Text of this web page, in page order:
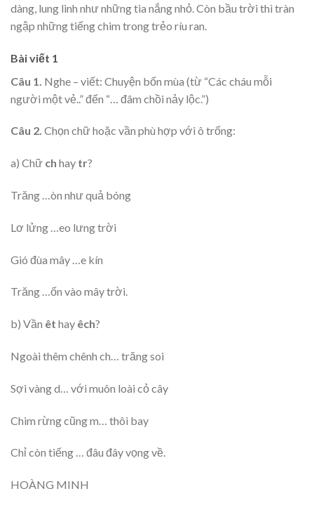
dàng, lung linh như những tia nắng nhỏ. Còn bầu trời thì tràn
ngập những tiếng chim trong trẻo ríu ran.
Bài viết 1
Câu 1. Nghe – viết: Chuyện bốn mùa (từ “Các cháu mỗi
người một vẻ..” đến “… đâm chồi nảy lộc.”)
Câu 2. Chọn chữ hoặc vần phù hợp với ô trống:
a) Chữ ch hay tr?
Trăng …òn như quả bóng
Lơ lửng …eo lưng trời
Gió đùa mây …e kín
Trăng …ốn vào mây trời.
b) Vần êt hay êch?
Ngoài thêm chênh ch… trăng soi
Sợi vàng d… với muôn loài cỏ cây
Chim rừng cũng m… thôi bay
Chỉ còn tiếng … đâu đây vọng về.
HOÀNG MINH